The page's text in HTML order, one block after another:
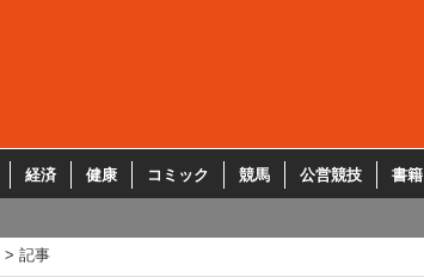
経済 健康 コミック 競馬 公営競技 書籍
記事